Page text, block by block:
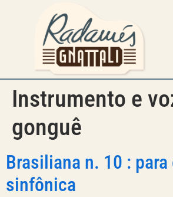
Instrumento e
gonguê
Brasiliana n. 10 :
sinfônica